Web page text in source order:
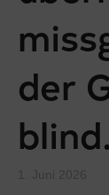
der
blind.